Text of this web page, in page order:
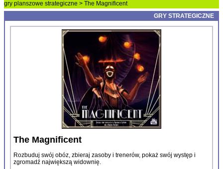
gry planszowe strategiczne > The Magnificent
GRY STRATEGICZNE
The Magnificent
Rozbuduj swój obóz, zbieraj zasoby i trenerów, pokaż swój występ i
zgromadź największą widownię.